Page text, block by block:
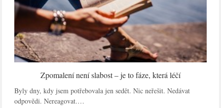
Zpomalení není slabost – je to fáze, která léčí
Byly dny, kdy jsem potřebovala jen sedět. Nic neřešit. Nedávat
odpovědi. Nereagovat.…